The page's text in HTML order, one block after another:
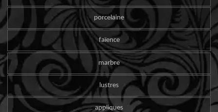
porcelaine
faïence
marbre
lustres
appliques